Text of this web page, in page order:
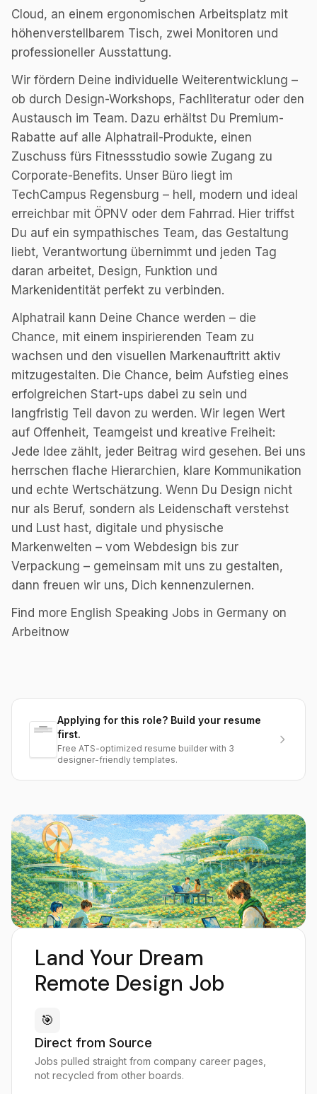
Cloud, an einem ergonomischen Arbeitsplatz mit
höhenverstellbarem Tisch, zwei Monitoren und
professioneller Ausstattung.
Wir fördern Deine individuelle Weiterentwicklung –
ob durch Design-Workshops, Fachliteratur oder den
Austausch im Team. Dazu erhältst Du Premium-
Rabatte auf alle Alphatrail-Produkte, einen
Zuschuss fürs Fitnessstudio sowie Zugang zu
Corporate-Benefits. Unser Büro liegt im
TechCampus Regensburg – hell, modern und ideal
erreichbar mit ÖPNV oder dem Fahrrad. Hier triffst
Du auf ein sympathisches Team, das Gestaltung
liebt, Verantwortung übernimmt und jeden Tag
daran arbeitet, Design, Funktion und
Markenidentität perfekt zu verbinden.
Alphatrail kann Deine Chance werden – die
Chance, mit einem inspirierenden Team zu
wachsen und den visuellen Markenauftritt aktiv
mitzugestalten. Die Chance, beim Aufstieg eines
erfolgreichen Start-ups dabei zu sein und
langfristig Teil davon zu werden. Wir legen Wert
auf Offenheit, Teamgeist und kreative Freiheit:
Jede Idee zählt, jeder Beitrag wird gesehen. Bei uns
herrschen flache Hierarchien, klare Kommunikation
und echte Wertschätzung. Wenn Du Design nicht
nur als Beruf, sondern als Leidenschaft verstehst
und Lust hast, digitale und physische
Markenwelten – vom Webdesign bis zur
Verpackung – gemeinsam mit uns zu gestalten,
dann freuen wir uns, Dich kennenzulernen.
Find more English Speaking Jobs in Germany on
Arbeitnow
Applying for this role? Build your resume
first.
Free ATS-optimized resume builder with 3
designer-friendly templates.
Land Your Dream
Remote Design Job
🎯
Direct from Source
Jobs pulled straight from company career pages,
not recycled from other boards.